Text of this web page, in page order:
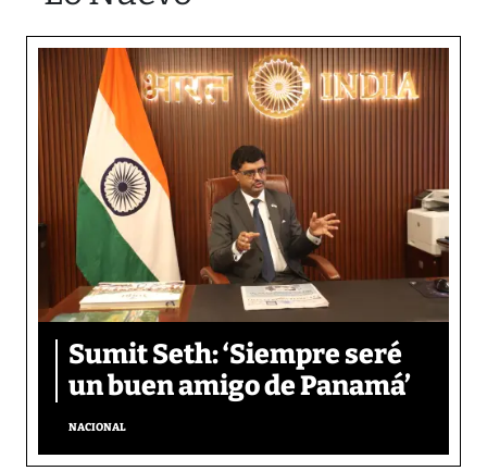
Sumit Seth: ‘Siempre seré
un buen amigo de Panamá’
NACIONAL